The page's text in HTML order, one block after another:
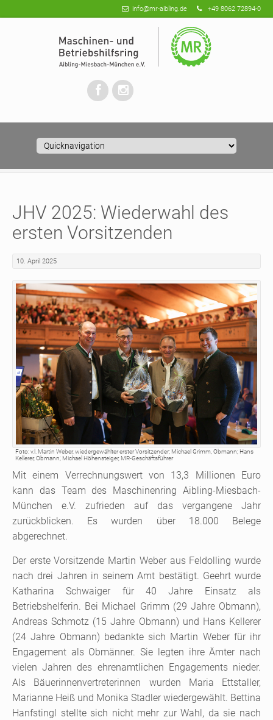
info@mr-aibling.de +49 8062 72894-0
Zielseite
JHV 2025: Wiederwahl des
ersten Vorsitzenden
10. April 2025
Foto: v.l. Martin Weber, wiedergewählter erster Vorsitzender; Michael Grimm, Obmann; Hans
Kellerer, Obmann; Michael Höhensteiger, MR-Geschäftsführer
Mit einem Verrechnungswert von 13,3 Millionen Euro
kann das Team des Maschinenring Aibling-Miesbach-
München e.V. zufrieden auf das vergangene Jahr
zurückblicken. Es wurden über 18.000 Belege
abgerechnet.
Der erste Vorsitzende Martin Weber aus Feldolling wurde
nach drei Jahren in seinem Amt bestätigt. Geehrt wurde
Katharina Schwaiger für 40 Jahre Einsatz als
Betriebshelferin. Bei Michael Grimm (29 Jahre Obmann),
Andreas Schmotz (15 Jahre Obmann) und Hans Kellerer
(24 Jahre Obmann) bedankte sich Martin Weber für ihr
Engagement als Obmänner. Sie legten ihre Ämter nach
vielen Jahren des ehrenamtlichen Engagements nieder.
Als Bäuerinnenvertreterinnen wurden Maria Ettstaller,
Marianne Heiß und Monika Stadler wiedergewählt. Bettina
Hanfstingl stellte sich nicht mehr zur Wahl, da sie nach